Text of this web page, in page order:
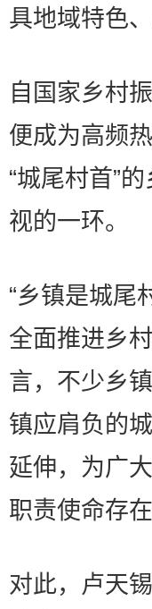
具地域特色
自国家乡村
便成为高频
“城尾村首”
视的一环。
“乡镇是城尾
全面推进乡
言，不少乡
镇应肩负的
延伸，为广
职责使命存
对此，卢天